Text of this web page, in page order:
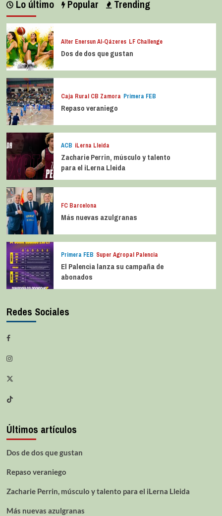
Lo último Popular Trending
Alter Enersun Al-Qázeres LF Challenge
Dos de dos que gustan
Caja Rural CB Zamora Primera FEB
Repaso veraniego
ACB iLerna Lleida
Zacharie Perrin, músculo y talento
para el iLerna Lleida
FC Barcelona
Más nuevas azulgranas
Primera FEB Super Agropal Palencia
El Palencia lanza su campaña de
abonados
Redes Sociales
Últimos artículos
Dos de dos que gustan
Repaso veraniego
Zacharie Perrin, músculo y talento para el iLerna Lleida
Más nuevas azulgranas